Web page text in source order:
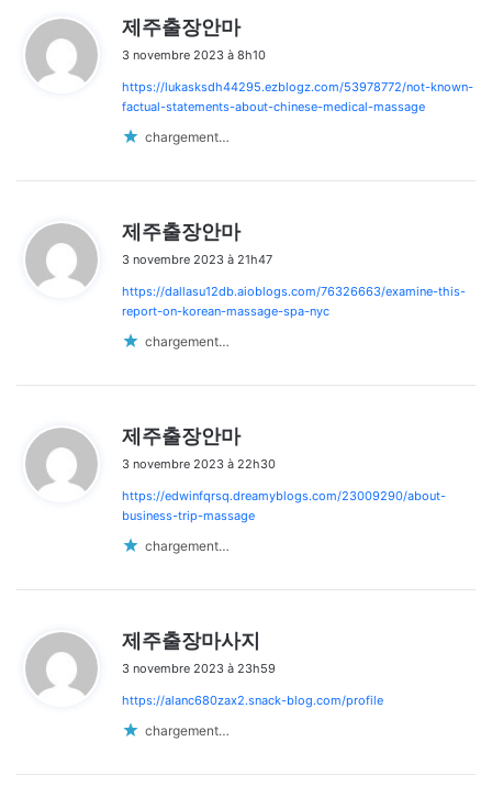
제주출장안마
t
:
3 novembre 2023 à 8h10
https://lukasksdh44295.ezblogz.com/53978772/not-known-
factual-statements-about-chinese-medical-massage
chargement…
제주출장안마
t
:
3 novembre 2023 à 21h47
https://dallasu12db.aioblogs.com/76326663/examine-this-
report-on-korean-massage-spa-nyc
chargement…
제주출장안마
t
:
3 novembre 2023 à 22h30
https://edwinfqrsq.dreamyblogs.com/23009290/about-
business-trip-massage
chargement…
제주출장마사지
t
3 novembre 2023 à 23h59
https://alanc680zax2.snack-blog.com/profile
chargement…